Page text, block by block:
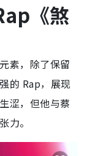
《煞
素，除了保留
的 Rap，展现
涩，但他与蔡
力。